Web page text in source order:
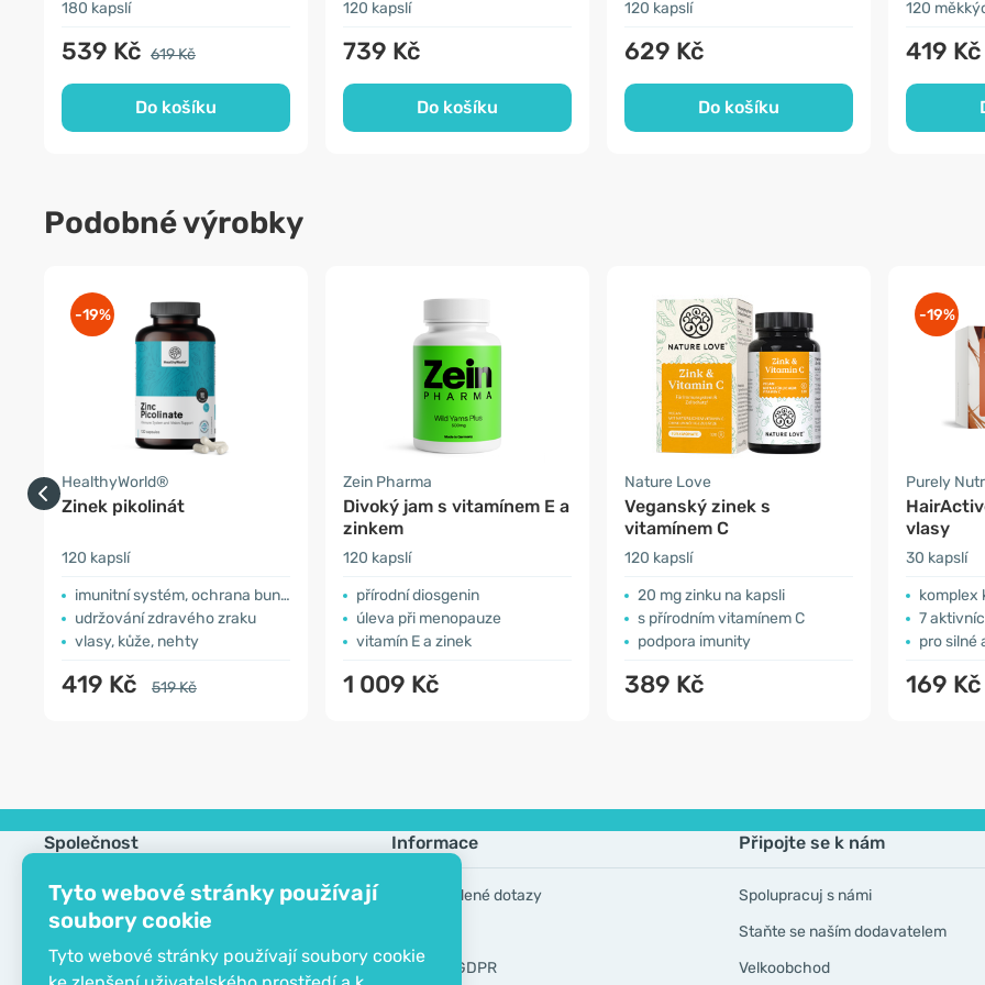
Tyto webové stránky používají
soubory cookie
Tyto webové stránky používají soubory cookie
180 kapslí
539 Kč 619 Kč
Do košíku
120 kapslí
739 Kč
Do košíku
120 kapslí
629 Kč
Do košíku
120
419 Kč
Podobné výrobky
-19%
HealthyWorld®
Zinek pikolinát
120 kapslí
imunitní systém, ochrana buněk
udržování zdravého zraku
vlasy, kůže, nehty
419 Kč 519 Kč
Zein Pharma
Divoký jam s vitamínem E a
zinkem
120 kapslí
přírodní diosgenin
úleva při menopauze
vitamín E a zinek
1 009 Kč
Nature Love
Veganský zinek s
vitamínem C
120 kapslí
20 mg zinku na kapsli
s přírodním vitamínem C
podpora imunity
389 Kč
-19%
Purely
vlasy
30 kapslí
komplex
7
pro silné
169 Kč
Společnost
Kontakt
O společnosti
EKO certifikát
Informace
Často kladené dotazy
Nástroje GDPR
Připojte se k nám
Spolupracuj s námi
Staňte se naším dodavatelem
Velkoobchod